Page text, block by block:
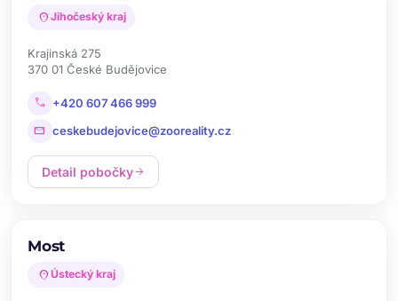
location_on Jihočeský kraj
Krajinská 275
370 01 České Budějovice
call +420 607 466 999
mail ceskebudejovice@zooreality.cz
Detail pobočkyarrow_forward
Most
location_on Ústecký kraj